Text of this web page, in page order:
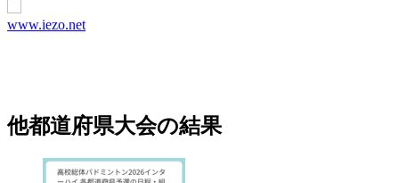
www.iezo.net
他都道府県大会の結果